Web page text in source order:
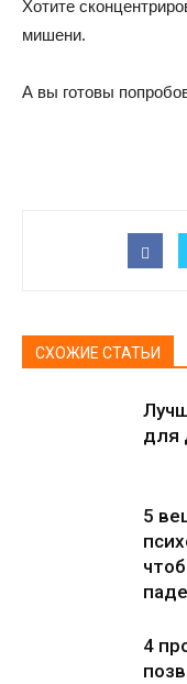
Хотите
мишени.
А вы готовы
СХОЖИЕ СТАТЬИ
для
5
4